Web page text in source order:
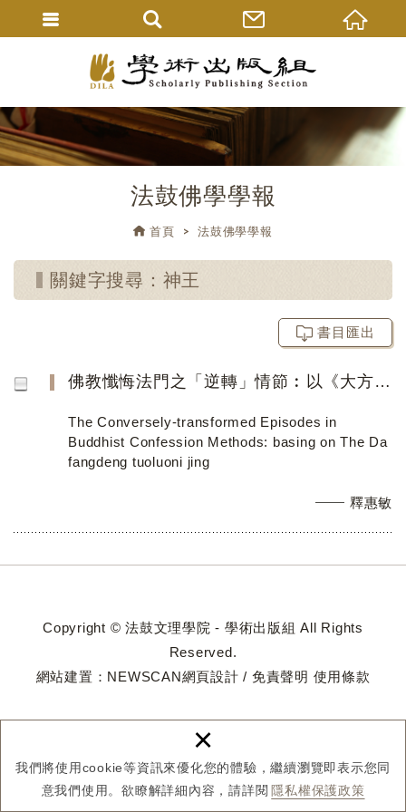
我們將使用cookie等資訊來優化您的體驗，繼續瀏覽即表示您同
意我們使用。欲瞭解詳細內容，請詳閱 隱私權保護政策
×
法鼓佛學學報
首頁 法鼓佛學學報
關鍵字搜尋：神王
書目匯出
佛教懺悔法門之「逆轉」情節︰以《大方等陀羅尼經》為例
The Conversely-transformed Episodes in
Buddhist Confession Methods: basing on The Da
fangdeng tuoluoni jing
釋惠敏
Copyright © 法鼓文理學院 - 學術出版組 All Rights
Reserved.
網站建置： NEWSCAN網頁設計 / 免責聲明 使用條款